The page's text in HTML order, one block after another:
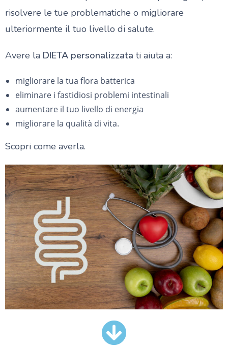
risolvere le tue problematiche o migliorare
ulteriormente il tuo livello di salute.
Avere la DIETA personalizzata ti aiuta a:
migliorare la tua flora batterica
eliminare i fastidiosi problemi intestinali
aumentare il tuo livello di energia
migliorare la qualità di vita.
Scopri come averla.